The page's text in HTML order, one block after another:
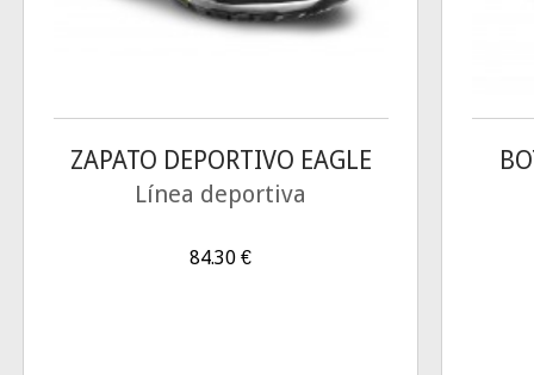
ZAPATO DEPORTIVO EAGLE
Línea deportiva
84.30 €